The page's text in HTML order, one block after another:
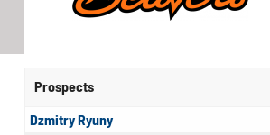
Prospects
Dzmitry Ryuny